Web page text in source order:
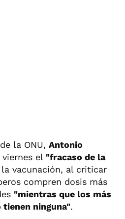
la ONU, Antonio
el "fracaso de la
vacunación, al criticar
compren dosis más
"mientras que los más
tienen ninguna".